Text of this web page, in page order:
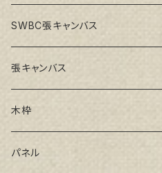
SWBC張キャンバス
張キャンバス
GAERA F(中細目)
GAERA BA(中荒目)
木枠
ルーブル米杉木枠
パネル